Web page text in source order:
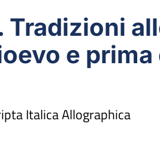
e prima
Italica Allographica